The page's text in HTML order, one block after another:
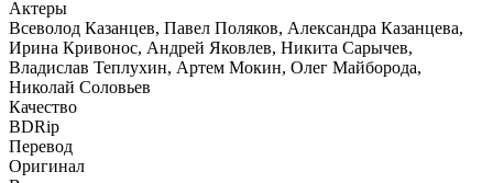
Актеры
Всеволод Казанцев, Павел Поляков, Александра Казанцева,
Ирина Кривонос, Андрей Яковлев, Никита Сарычев,
Владислав Теплухин, Артем Мокин, Олег Майборода,
Николай Соловьев
Качество
BDRip
Перевод
Оригинал